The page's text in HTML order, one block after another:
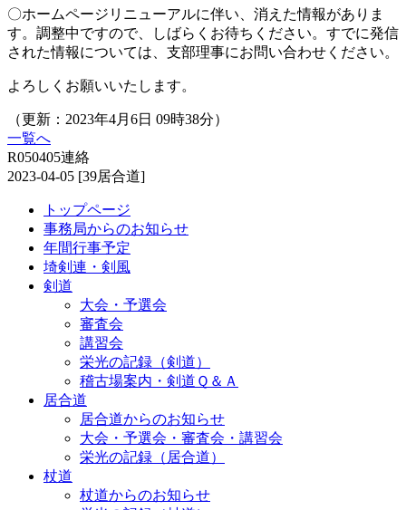
〇ホームページリニューアルに伴い、消えた情報がありま
す。調整中ですので、しばらくお待ちください。すでに発信
された情報については、支部理事にお問い合わせください。
よろしくお願いいたします。
（更新：2023年4月6日 09時38分）
一覧へ
R050405連絡
2023-04-05 [39居合道]
トップページ
事務局からのお知らせ
年間行事予定
埼剣連・剣風
剣道
大会・予選会
審査会
講習会
栄光の記録（剣道）
稽古場案内・剣道Ｑ＆Ａ
居合道
居合道からのお知らせ
大会・予選会・審査会・講習会
栄光の記録（居合道）
杖道
杖道からのお知らせ